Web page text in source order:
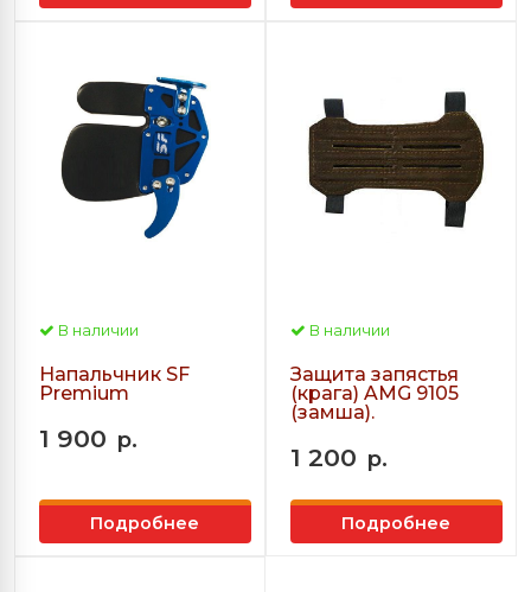
В наличии
Напальчник SF
Premium
1 900 р.
Подробнее
В наличии
Защита запястья
(крага) AMG 9105
(замша).
1 200 р.
Подробнее